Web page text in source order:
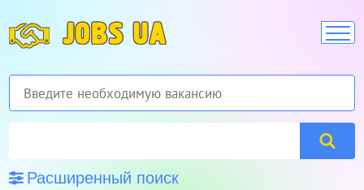
JOBS UA
Расширенный поиск